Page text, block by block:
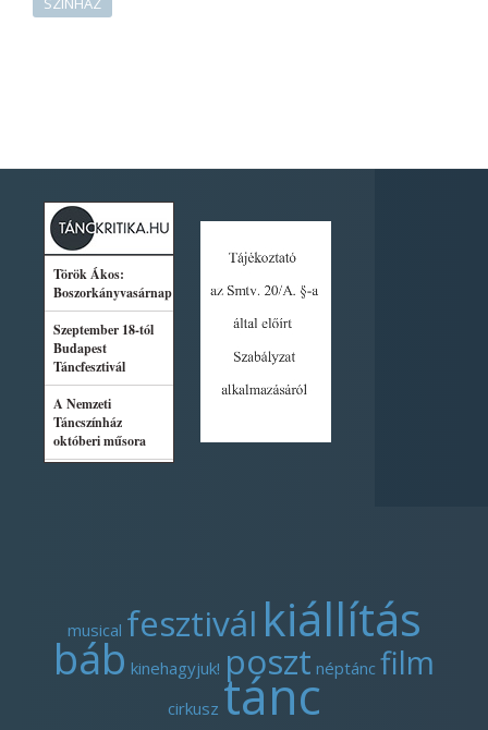
musical fesztivál kiállítás
báb kinehagyjuk! poszt néptánc film
cirkusz tánc